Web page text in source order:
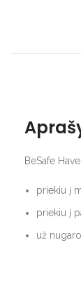
BeSafe
priekiu į
priekiu į
už